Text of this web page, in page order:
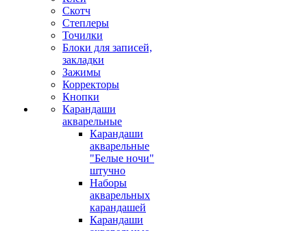
Скотч
Степлеры
Точилки
Блоки для записей,
закладки
Зажимы
Корректоры
Кнопки
Карандаши
акварельные
Карандаши
акварельные
"Белые ночи"
штучно
Наборы
акварельных
карандашей
Карандаши